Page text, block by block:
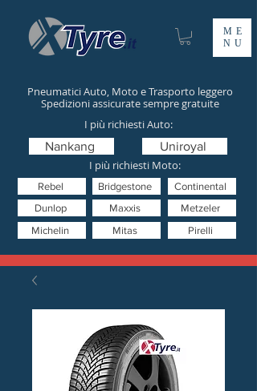
ME
NU
Pneumatici Auto, Moto e Trasporto leggero
Spedizioni assicurate sempre gratuite
I più richiesti Moto:
Mitas
Nankang
Pirelli
Uniroyal
Metzeler
Dunlop
Bridgestone Continental
Michelin
Rebel
I più richiesti Auto:
Maxxis